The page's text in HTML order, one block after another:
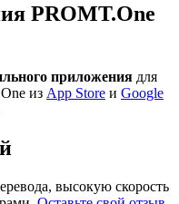
PROMT.One
приложения для
из App Store и Google
высокую скорость